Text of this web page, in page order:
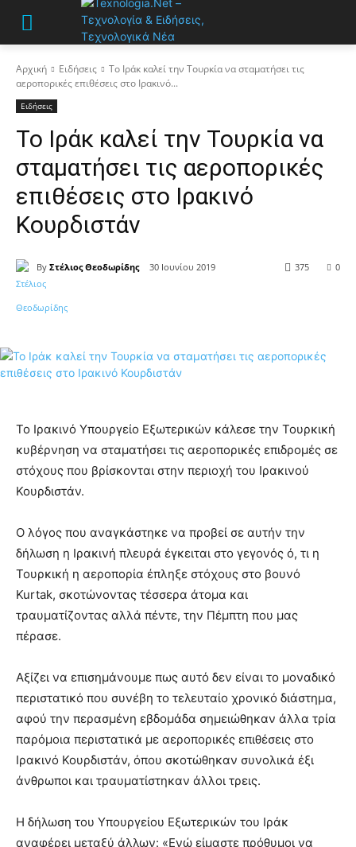
Αρχική Ειδήσεις
Το Ιράκ καλεί την Τουρκία να σταματήσει τις
αεροπορικές επιθέσεις στο Ιρακινό...
Ειδήσεις
Το Ιράκ καλεί την Τουρκία να
σταματήσει τις αεροπορικές
επιθέσεις στο Ιρακινό
Κουρδιστάν
By Στέλιος Θεοδωρίδης 30 Ιουνίου 2019 0
375
Το Ιρακινό Υπουργείο Εξωτερικών κάλεσε την Τουρκική
κυβέρνηση να σταματήσει τις αεροπορικές επιδρομές σε
στόχους που βρίσκονται στην περιοχή του Ιρακινού
Κουρδιστάν.
Ο λόγος που αναγκάστηκε να προβεί σε αυτήν την
δήλωση η Ιρακινή πλευρά έγκειται στο γεγονός ό, τι η
Τουρκική η αεροπορία έπληξε στόχους στο βουνό
Kurtak, σκοτώνοντας τέσσερα άτομα και
τραυματίζοντας αλλά πέντε, την Πέμπτη που μας
πέρασε.
Αξίζει να επισημάνουμε πως αυτό δεν είναι το μοναδικό
περιστατικό που συνέβη το τελευταίο χρονικό διάστημα,
αφού την περασμένη εβδομάδα σημειώθηκαν άλλα τρία
παρόμοια περιστατικά με αεροπορικές επιθέσεις στο
Ιρακινό Κουρδιστάν, όπου σκοτώθηκαν συνολικά έξι
άνθρωποι και τραυματίστηκαν άλλοι τρεις.
Η δήλωση του Υπουργείου Εξωτερικών του Ιράκ
αναφέρει μεταξύ άλλων: «Ενώ είμαστε πρόθυμοι να